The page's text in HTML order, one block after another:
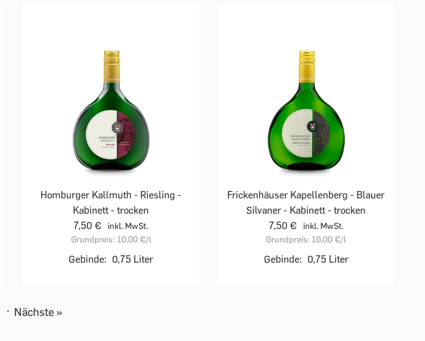
Homburger Kallmuth - Riesling -
Kabinett - trocken
7,50 €
inkl. MwSt.
Grundpreis: 10,00 €/l
Gebinde: 0,75 Liter
Frickenhäuser Kapellenberg - Blauer
Silvaner - Kabinett - trocken
7,50 €
inkl. MwSt.
Grundpreis: 10,00 €/l
Gebinde: 0,75 Liter
· Nächste »